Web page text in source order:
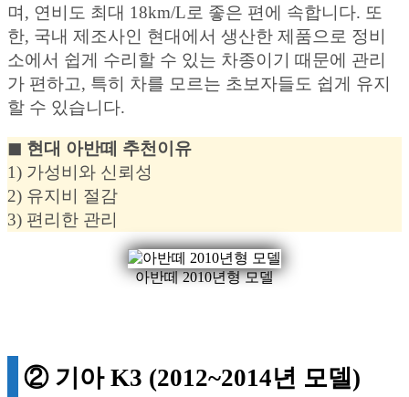
며, 연비도 최대 18km/L로 좋은 편에 속합니다. 또
한, 국내 제조사인 현대에서 생산한 제품으로 정비
소에서 쉽게 수리할 수 있는 차종이기 때문에 관리
가 편하고, 특히 차를 모르는 초보자들도 쉽게 유지
할 수 있습니다.
◼︎ 현대 아반떼 추천이유
1) 가성비와 신뢰성
2) 유지비 절감
3) 편리한 관리
아반떼 2010년형 모델
② 기아 K3 (2012~2014년 모델)